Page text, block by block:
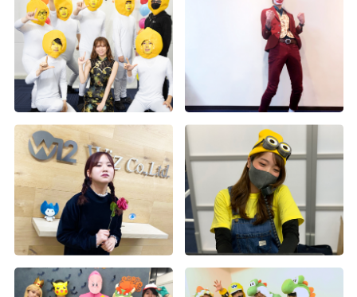
2015年度社員旅行 in グアム
2015年度経営方針発表会（3）
2015年度経営方針発表会（2）
2015年度経営方針発表会（1）
第1回Wiz大運動会（4）
第1回Wiz大運動会（3）
第1回Wiz大運動会（2）
第1回Wiz大運動会（1）